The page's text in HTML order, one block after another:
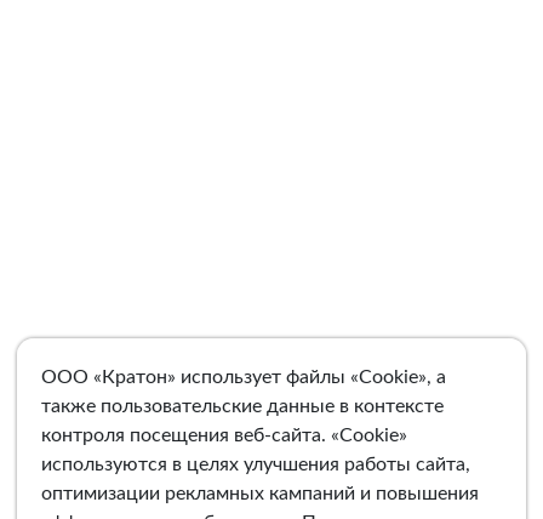
ООО «Кратон» использует файлы «Cookie», а
также пользовательские данные в контексте
контроля посещения веб-сайта. «Cookie»
используются в целях улучшения работы сайта,
оптимизации рекламных кампаний и повышения